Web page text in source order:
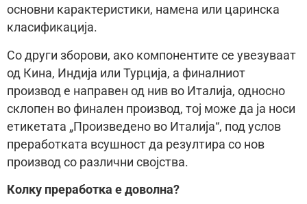
основни карактеристики, намена или царинска
класификација.
Со други зборови, ако компонентите се увезуваат
од Кина, Индија или Турција, а финалниот
производ е направен од нив во Италија, односно
склопен во финален производ, тој може да ја носи
етикетата „Произведено во Италија“, под услов
преработката всушност да резултира со нов
производ со различни својства.
Колку преработка е доволна?